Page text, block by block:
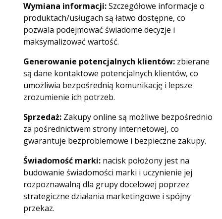
Wymiana informacji:Szczegółowe informacje o
produktach/usługach są łatwo dostępne, co
pozwala podejmować świadome decyzje i
maksymalizować wartość.
Generowanie potencjalnych klientów: zbierane
są dane kontaktowe potencjalnych klientów, co
umożliwia bezpośrednią komunikację i lepsze
zrozumienie ich potrzeb.
Sprzedaż: Zakupy online są możliwe bezpośrednio
za pośrednictwem strony internetowej, co
gwarantuje bezproblemowe i bezpieczne zakupy.
Świadomość marki: nacisk położony jest na
budowanie świadomości marki i uczynienie jej
rozpoznawalną dla grupy docelowej poprzez
strategiczne działania marketingowe i spójny
przekaz.